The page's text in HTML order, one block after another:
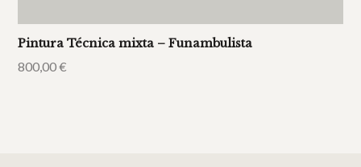
Pintura Técnica mixta – Funambulista
800,00€